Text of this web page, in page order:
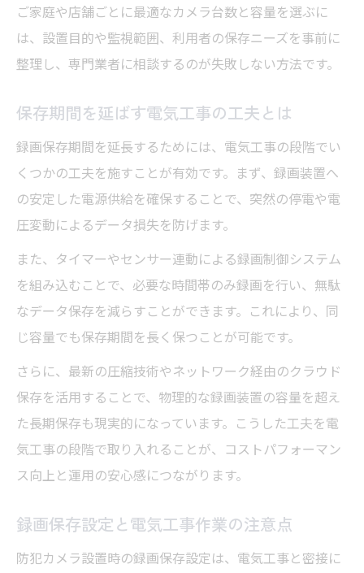
ご家庭や店舗ごとに最適なカメラ台数と容量を選ぶに
は、設置目的や監視範囲、利用者の保存ニーズを事前に
整理し、専門業者に相談するのが失敗しない方法です。
保存期間を延ばす電気工事の工夫とは
録画保存期間を延長するためには、電気工事の段階でい
くつかの工夫を施すことが有効です。まず、録画装置へ
の安定した電源供給を確保することで、突然の停電や電
圧変動によるデータ損失を防げます。
また、タイマーやセンサー連動による録画制御システム
を組み込むことで、必要な時間帯のみ録画を行い、無駄
なデータ保存を減らすことができます。これにより、同
じ容量でも保存期間を長く保つことが可能です。
さらに、最新の圧縮技術やネットワーク経由のクラウド
保存を活用することで、物理的な録画装置の容量を超え
た長期保存も現実的になっています。こうした工夫を電
気工事の段階で取り入れることが、コストパフォーマン
ス向上と運用の安心感につながります。
録画保存設定と電気工事作業の注意点
防犯カメラ設置時の録画保存設定は、電気工事と密接に